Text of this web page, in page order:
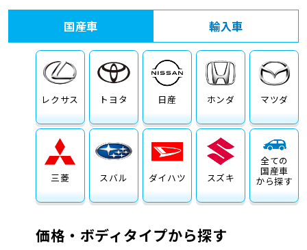
車検料金・メニュー
品質管理とサポート体制
お役立ち情報
お問い合わせ
国産車
レクサス トヨタ 日産 ホンダ マツダ
三菱 スバル ダイハツ スズキ
全ての
国産車
から探す
輸入車
価格・ボディタイプから探す